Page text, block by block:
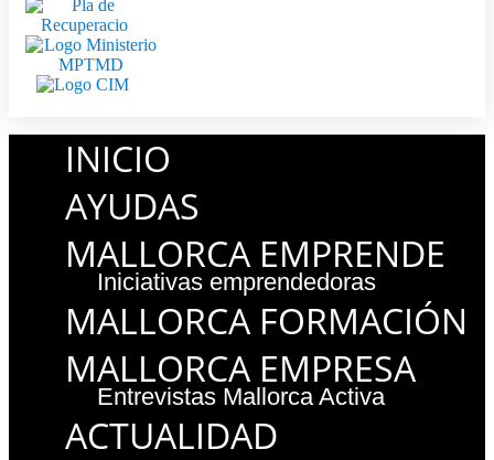
INICIO
AYUDAS
MALLORCA EMPRENDE
Iniciativas emprendedoras
MALLORCA FORMACIÓN
MALLORCA EMPRESA
Entrevistas Mallorca Activa
ACTUALIDAD